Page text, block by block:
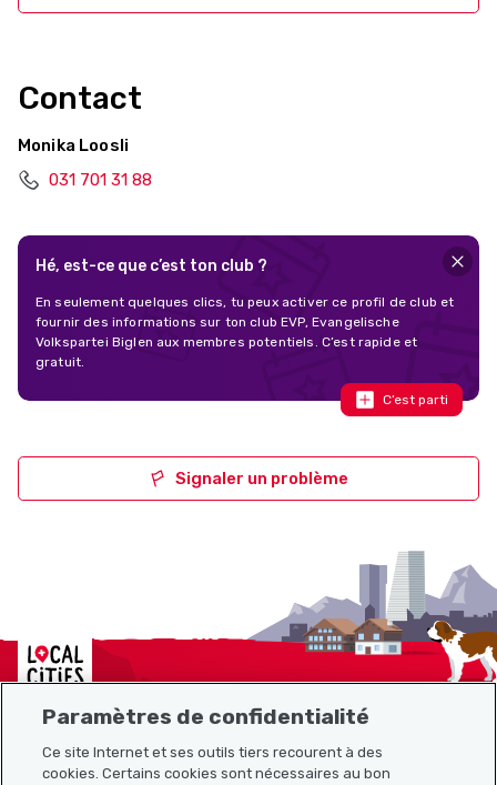
Contact
Monika Loosli
031 701 31 88
Hé, est-ce que c’est ton club ?
En seulement quelques clics, tu peux activer ce profil de club et
fournir des informations sur ton club EVP, Evangelische
Volkspartei Biglen aux membres potentiels. C’est rapide et
gratuit.
C’est parti
Signaler un problème
Localcities
Plan du site
Paramètres de confidentialité
Ce site Internet et ses outils tiers recourent à des
cookies. Certains cookies sont nécessaires au bon